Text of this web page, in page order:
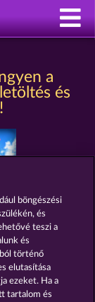
a
és
böngészési
és
teszi a
és
történő
elutasítása
ezeket. Ha a
tartalom és